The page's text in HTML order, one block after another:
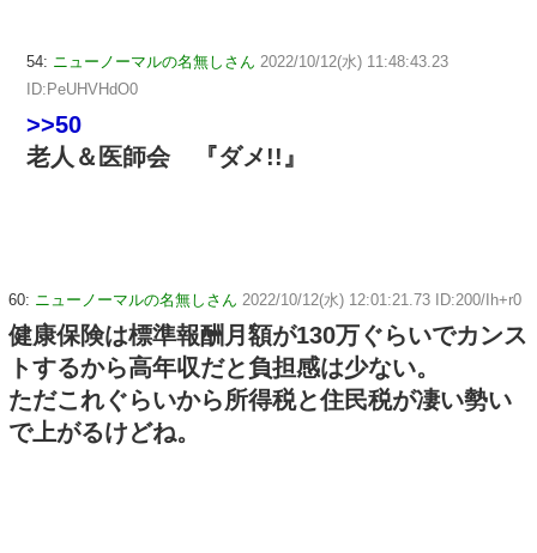
54: ニューノーマルの名無しさん 2022/10/12(水) 11:48:43.23
ID:PeUHVHdO0
>>50
老人＆医師会 『ダメ!!』
60: ニューノーマルの名無しさん 2022/10/12(水) 12:01:21.73 ID:200/Ih+r0
健康保険は標準報酬月額が130万ぐらいでカンス
トするから高年収だと負担感は少ない。
ただこれぐらいから所得税と住民税が凄い勢い
で上がるけどね。